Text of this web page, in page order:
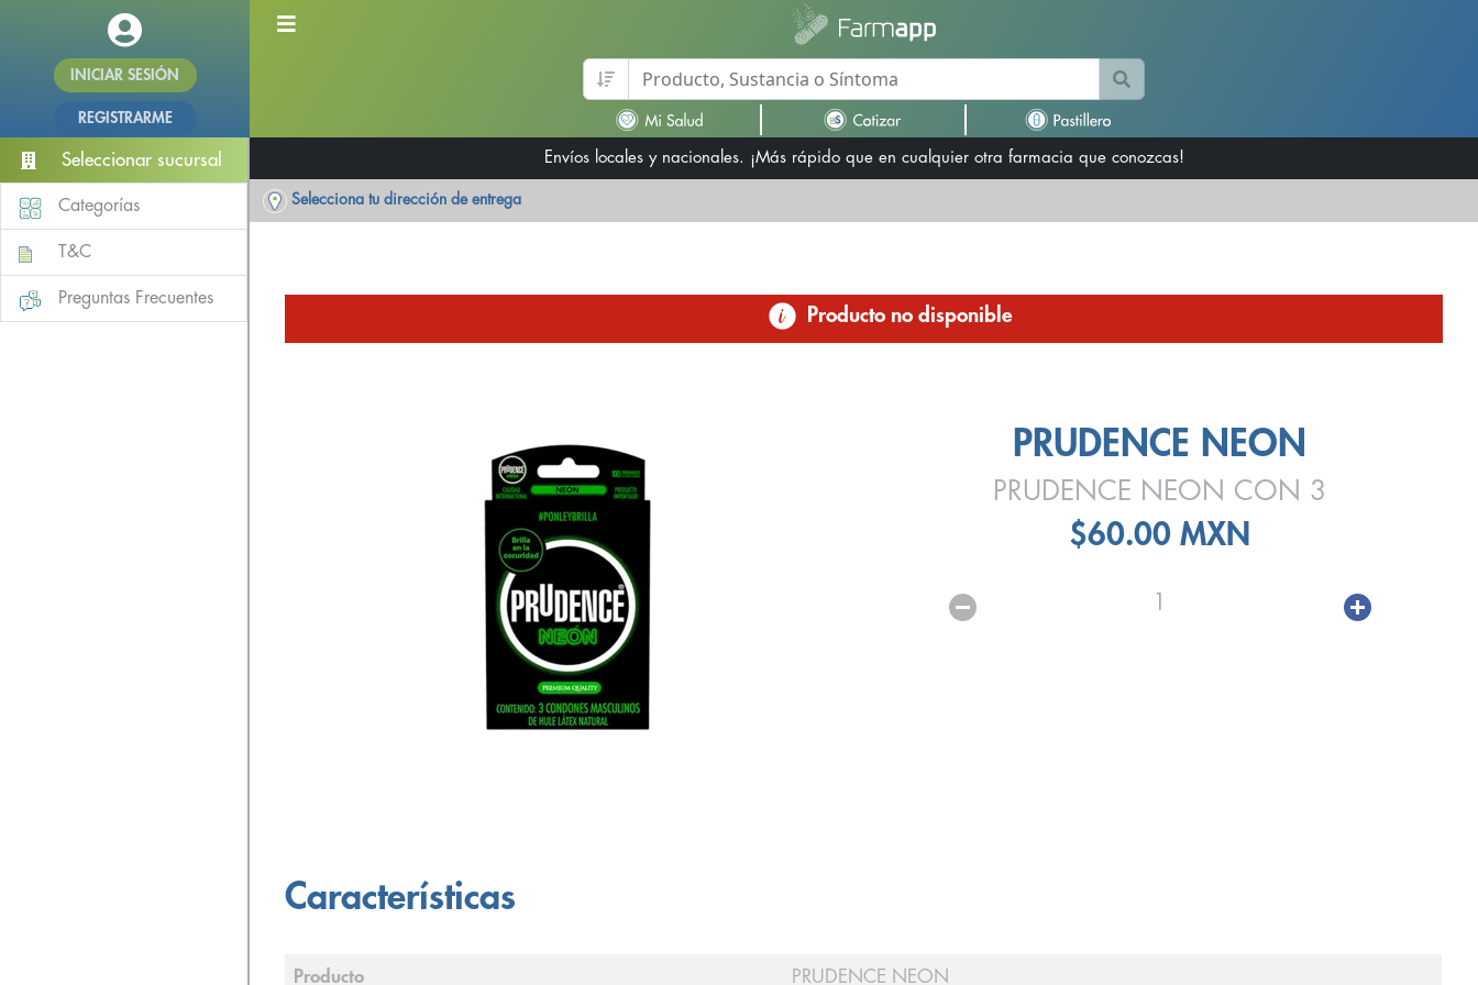
INICIAR SESIÓN
REGISTRARME
Seleccionar sucursal
Categorías
T&C
Preguntas Frecuentes
Envíos locales y nacionales. ¡Más rápido que en cualquier otra farmacia que conozcas!
Selecciona tu dirección de entrega
Producto no disponible
PRUDENCE NEON
PRUDENCE NEON CON 3
$60.00 MXN
1
Características
Producto PRUDENCE NEON